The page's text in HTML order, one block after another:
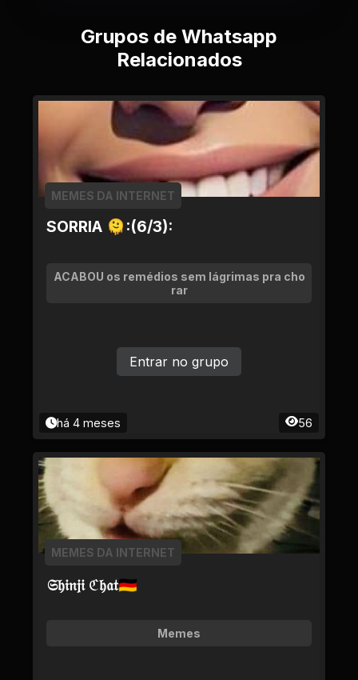
Grupos de Whatsapp
Relacionados
SORRIA 🫠:(6/3):
MEMES DA INTERNET
ACABOU os remédios sem lágrimas pra cho
rar
há 4 meses 56
Entrar no grupo
𝔖𝔥𝔦𝔫𝔧𝔦 ℭ𝔥𝔞𝔱🇩🇪
MEMES DA INTERNET
Memes